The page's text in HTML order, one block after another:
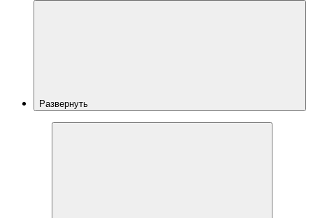
Развернуть